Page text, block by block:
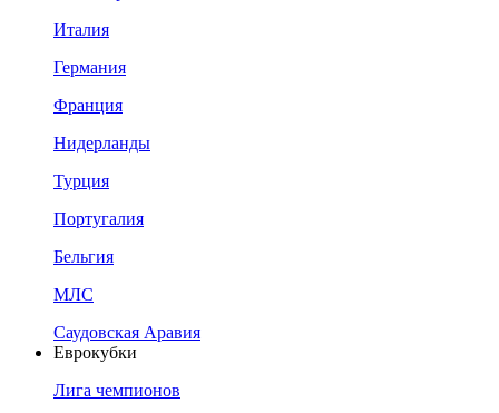
Италия
Германия
Франция
Нидерланды
Турция
Португалия
Бельгия
МЛС
Саудовская Аравия
Еврокубки
Лига чемпионов